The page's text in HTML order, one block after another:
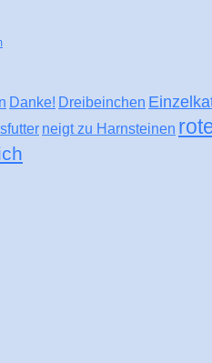
Danke! Dreibeinchen
neigt zu Harnsteinen